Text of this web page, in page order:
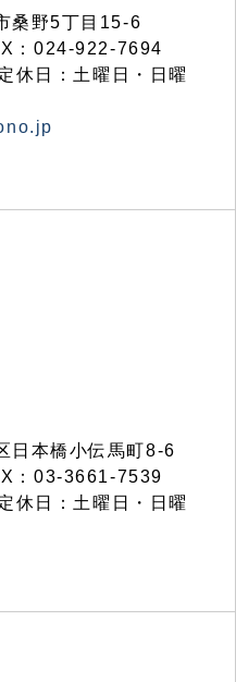
桑野5丁目15-6
：024-922-7694
休日：土曜日・日曜
本橋小伝馬町8-6
：03-3661-7539
休日：土曜日・日曜